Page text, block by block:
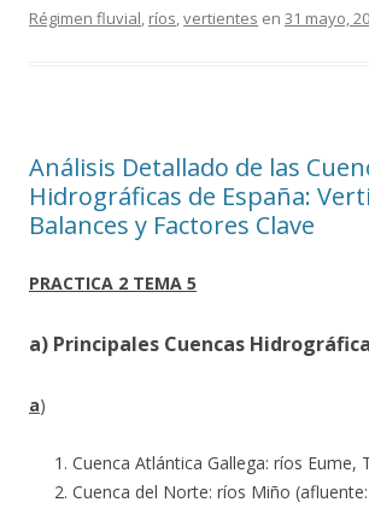
Régimen fluvial, ríos,vertientes en 31 mayo,
Análisis Detallado de las
Hidrográficas de España:
Balances y Factores Clave
PRACTICA 2 TEMA 5
a) Principales Cuencas
a)
Cuenca Atlántica Gallega: ríos Eume,
Cuenca del Norte: ríos Miño